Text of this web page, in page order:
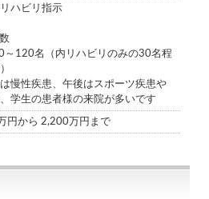
ハビリ指示
～120名（内リハビリのみの30名程
慢性疾患、午後はスポーツ疾患や
学生の患者様の来院が多いです
円から 2,200万円まで